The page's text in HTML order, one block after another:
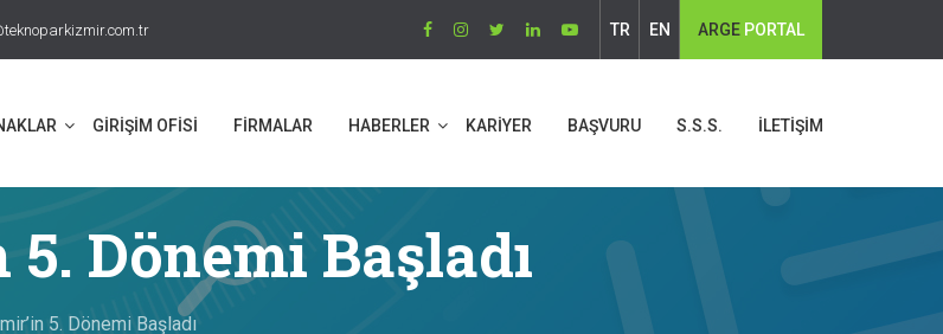
TR EN ARGE PORTAL
GİRİŞİM OFİSİ FİRMALAR HABERLER KARİYER BAŞVURU S.S.S. İLETİŞİM
Dönemi Başladı
5. Dönemi Başladı